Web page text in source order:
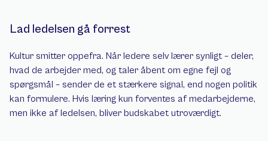
Lad ledelsen gå forrest
Kultur smitter oppefra. Når ledere selv lærer synligt – deler,
hvad de arbejder med, og taler åbent om egne fejl og
spørgsmål – sender de et stærkere signal, end nogen politik
kan formulere. Hvis læring kun forventes af medarbejderne,
men ikke af ledelsen, bliver budskabet utroværdigt.